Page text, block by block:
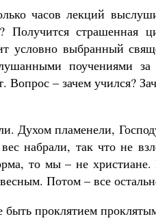
часов лекций
страшенная
условно выбранный
поучениями
Вопрос – зачем учился?
Духом пламенели,
набрали, так что не
то мы – не
Потом – все
проклятием